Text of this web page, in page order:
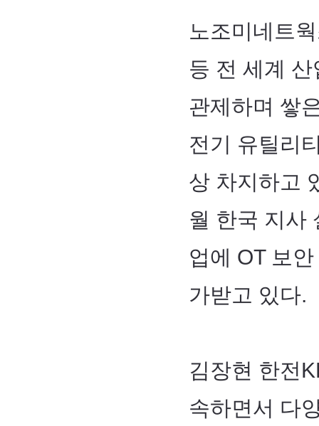
노조미네트
등 전 세계
관제하며 쌓
전기 유틸리
상 차지하고
월 한국 지사
업에 OT 보
가받고 있다.
김장현 한전
속하면서 다